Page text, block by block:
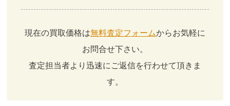
現在の買取価格は無料査定フォームからお気軽に
お問合せ下さい。
査定担当者より迅速にご返信を行わせて頂きま
す。